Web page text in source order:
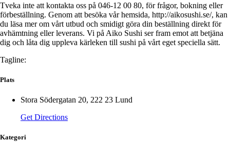
Tveka inte att kontakta oss på 046-12 00 80, för frågor, bokning eller
förbeställning. Genom att besöka vår hemsida, http://aikosushi.se/, kan
du läsa mer om vårt utbud och smidigt göra din beställning direkt för
avhämtning eller leverans. Vi på Aiko Sushi ser fram emot att betjäna
dig och låta dig uppleva kärleken till sushi på vårt eget speciella sätt.
Tagline:
Plats
Stora Södergatan 20, 222 23 Lund
Get Directions
Kategori